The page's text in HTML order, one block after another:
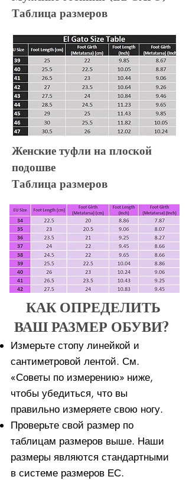
Таблица размеров
Женские туфли на плоской
подошве
Таблица размеров
КАК ОПРЕДЕЛИТЬ
ВАШ РАЗМЕР ОБУВИ?
Измерьте стопу линейкой и
сантиметровой лентой. См.
«Советы по измерению» ниже,
чтобы убедиться, что вы
правильно измеряете свою ногу. ​​
Проверьте свой размер по
таблицам размеров выше. Наши
размеры являются стандартными
в системе размеров ЕС.